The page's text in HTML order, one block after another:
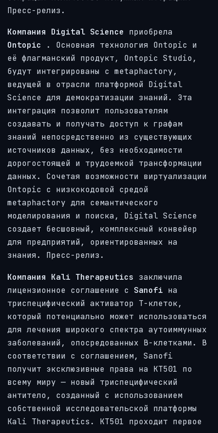
Пресс-релиз.
Компания Digital Science приобрела
Ontopic . Основная технология Ontopic и
её флагманский продукт, Ontopic Studio,
будут интегрированы с metaphactory,
ведущей в отрасли платформой Digital
Science для демократизации знаний. Эта
интеграция позволит пользователям
создавать и получать доступ к графам
знаний непосредственно из существующих
источников данных, без необходимости
дорогостоящей и трудоемкой трансформации
данных. Сочетая возможности виртуализации
Ontopic с низкокодовой средой
metaphactory для семантического
моделирования и поиска, Digital Science
создает бесшовный, комплексный конвейер
для предприятий, ориентированных на
знания. Пресс-релиз.
Компания Kali Therapeutics заключила
лицензионное соглашение с Sanofi на
триспецифический активатор Т-клеток,
который потенциально может использоваться
для лечения широкого спектра аутоиммунных
заболеваний, опосредованных В-клетками. В
соответствии с соглашением, Sanofi
получит эксклюзивные права на KT501 по
всему миру — новый триспецифический
антитело, созданный с использованием
собственной исследовательской платформы
Kali Therapeutics. KT501 проходит первое